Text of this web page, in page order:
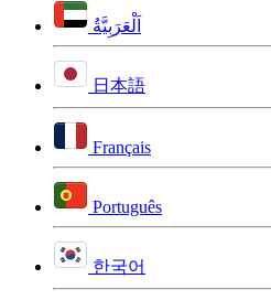
اَلْعَرَبِيَّةُ
日本語
Français
Português
한국어